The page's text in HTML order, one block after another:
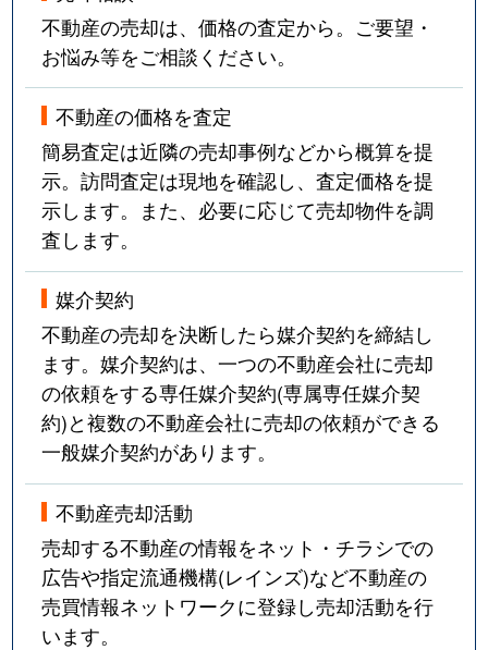
不動産の売却は、価格の査定から。ご要望・
お悩み等をご相談ください。
不動産の価格を査定
簡易査定は近隣の売却事例などから概算を提
示。訪問査定は現地を確認し、査定価格を提
示します。また、必要に応じて売却物件を調
査します。
媒介契約
不動産の売却を決断したら媒介契約を締結し
ます。媒介契約は、一つの不動産会社に売却
の依頼をする専任媒介契約(専属専任媒介契
約)と複数の不動産会社に売却の依頼ができる
一般媒介契約があります。
不動産売却活動
売却する不動産の情報をネット・チラシでの
広告や指定流通機構(レインズ)など不動産の
売買情報ネットワークに登録し売却活動を行
います。